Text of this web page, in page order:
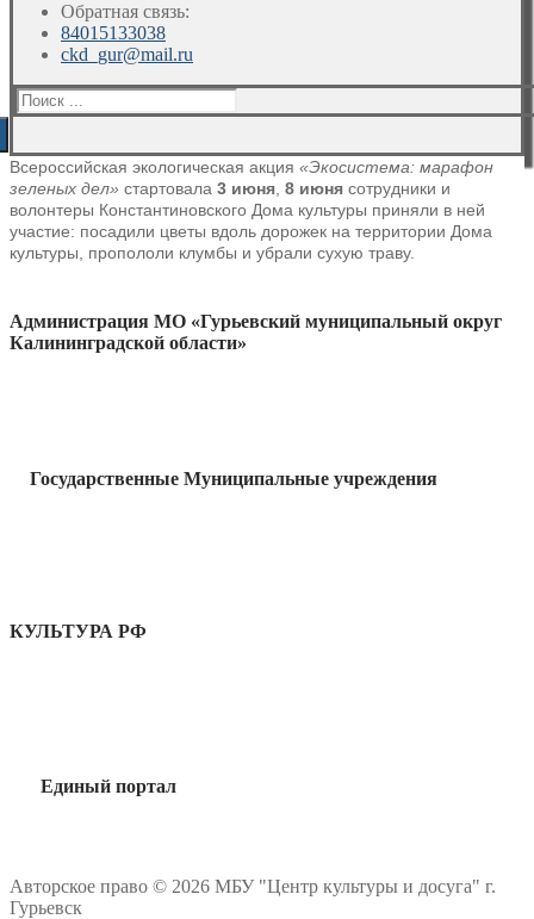
Обратная связь:
84015133038
ckd_gur@mail.ru
Искать:
Всероссийская экологическая акция «Экосистема: марафон
зеленых дел» стартовала 3 июня, 8 июня сотрудники и
волонтеры Константиновского Дома культуры приняли в ней
участие: посадили цветы вдоль дорожек на территории Дома
культуры, пропололи клумбы и убрали сухую траву.
Администрация МО «Гурьевский муниципальный округ
Калининградской области»
Государственные Муниципальные учреждения
КУЛЬТУРА РФ
Единый портал
Авторское право © 2026 МБУ "Центр культуры и досуга" г.
Гурьевск